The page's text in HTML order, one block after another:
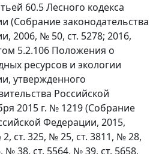
60.5 Лесного кодекса
(Собрание законодательства
2006, № 50, ст. 5278; 2016,
5.2.106 Положения о
ресурсов и экологии
утвержденного
Российской
2015 г. № 1219 (Собрание
Федерации, 2015,
ст. 325, № 25, ст. 3811, № 28,
№ 38, ст. 5564, № 39, ст. 5658,